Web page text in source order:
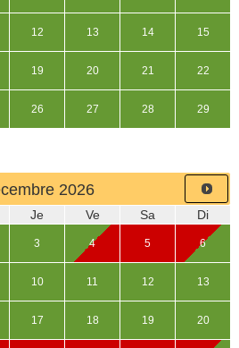
12 13 14 15
19 20 21 22
26 27 28 29
2026
Je Ve Sa Di
3 4 5 6
10 11 12 13
17 18 19 20